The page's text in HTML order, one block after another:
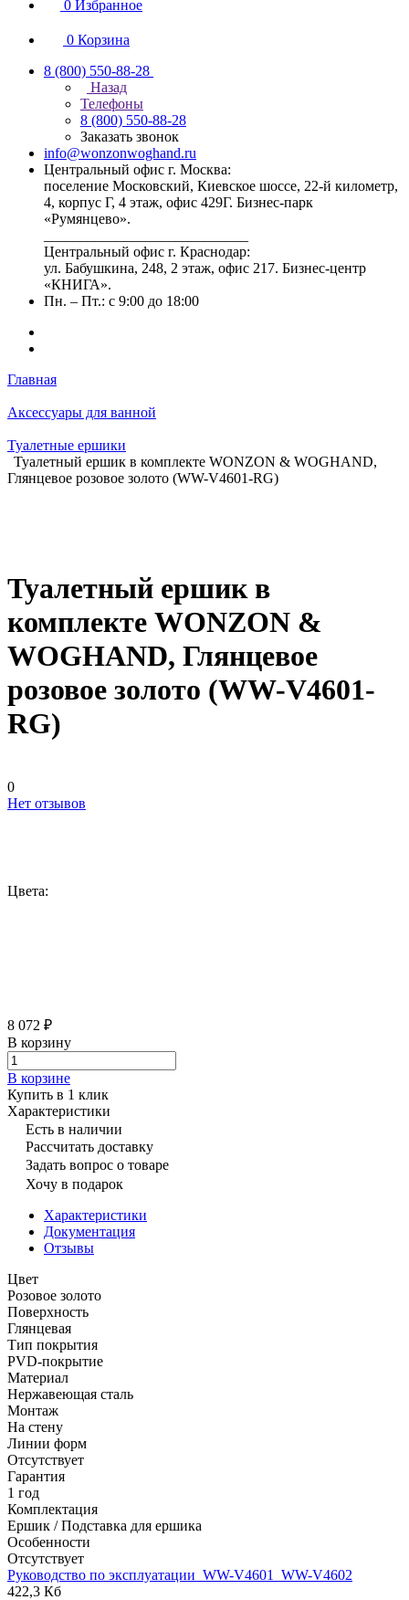
0 Избранное
0 Корзина
8 (800) 550-88-28
Назад
Телефоны
8 (800) 550-88-28
Заказать звонок
info@wonzonwoghand.ru
Центральный офис г. Москва:
поселение Московский, Киевское шоссе, 22-й километр,
4, корпус Г, 4 этаж, офис 429Г. Бизнес-парк
«Румянцево».
Центральный офис г. Краснодар:
ул. Бабушкина, 248, 2 этаж, офис 217. Бизнес-центр
«КНИГА».
Пн. – Пт.: с 9:00 до 18:00
Главная
Аксессуары для ванной
Туалетные ершики
Туалетный ершик в комплекте WONZON & WOGHAND,
Глянцевое розовое золото (WW-V4601-RG)
Туалетный ершик в
комплекте WONZON &
WOGHAND, Глянцевое
розовое золото (WW-V4601-
RG)
0
Нет отзывов
Цвета:
8 072 ₽
В корзину
В корзине
Купить в 1 клик
Характеристики
Есть в наличии
Рассчитать доставку
Задать вопрос о товаре
Хочу в подарок
Характеристики
Документация
Отзывы
Цвет
Розовое золото
Поверхность
Глянцевая
Тип покрытия
PVD-покрытие
Материал
Нержавеющая сталь
Монтаж
На стену
Линии форм
Отсутствует
Гарантия
1 год
Комплектация
Ершик / Подставка для ершика
Особенности
Отсутствует
Руководство по эксплуатации_WW-V4601_WW-V4602
422,3 Кб